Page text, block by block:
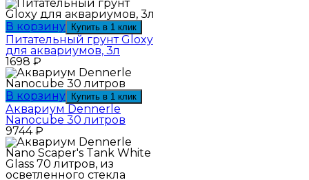
В корзину Купить в 1 клик
Питательный грунт Gloxy
для аквариумов, 3л
1698 ₽
В корзину Купить в 1 клик
Аквариум Dennerle
Nanocube 30 литров
9744₽